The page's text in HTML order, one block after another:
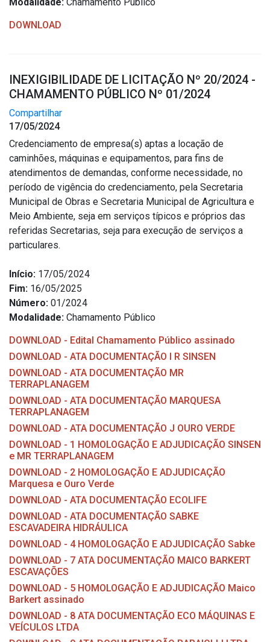
Outros
Downloads
Notícias
Contato
Página Inicial
DOWNLOAD
INEXIGIBILIDADE DE LICITAÇÃO Nº 20/2024 -
CHAMAMENTO PÚBLICO Nº 01/2024
Compartilhar
17/05/2024
Credenciamento de empresa(s) aptas a locação de
caminhões, máquinas e equipamentos, para fins de
atendimentos de demandas, conforme necessidade, no
período de vigência do credenciamento, pela Secretaria
Municipal de Obras e Secretaria Municipal de Agricultura e
Meio Ambiente, seja em serviços típicos e próprios das
referidas Secretarias, seja para execução de serviços a
particulares.
Início: 17/05/2024
Fim: 16/05/2025
Número: 01/2024
Modalidade: Chamamento Público
DOWNLOAD - Edital Chamamento Público assinado
DOWNLOAD - ATA DOCUMENTAÇÃO I R SINSEN
DOWNLOAD - ATA DOCUMENTAÇÃO MR
TERRAPLANAGEM
DOWNLOAD - ATA DOCUMENTAÇÃO MARQUESA
TERRAPLANAGEM
DOWNLOAD - ATA DOCUMENTAÇÃO J OURO VERDE
DOWNLOAD - 1 HOMOLOGAÇÃO E ADJUDICAÇÃO SINSEN
e MR TERRAPLANAGEM
DOWNLOAD - 2 HOMOLOGAÇÃO E ADJUDICAÇÃO
Marquesa e Ouro Verde
DOWNLOAD - ATA DOCUMENTAÇÃO ECOLIFE
DOWNLOAD - ATA DOCUMENTAÇÃO SABKE
ESCAVADEIRA HIDRÁULICA
DOWNLOAD - 4 HOMOLOGAÇÃO E ADJUDICAÇÃO Sabke
DOWNLOAD - 7 ATA DOCUMENTAÇÃO MAICO BARKERT
ESCAVAÇÕES
DOWNLOAD - 5 HOMOLOGAÇÃO E ADJUDICAÇÃO Maico
Barkert assinado
DOWNLOAD - 8 ATA DOCUMENTAÇÃO ECO MÁQUINAS E
VEÍCULOS LTDA